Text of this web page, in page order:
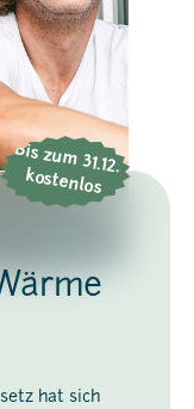
Bis zum
31.12.
kostenlos
hat sich